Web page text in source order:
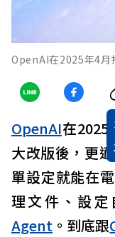
OpenAI在2025年4月
OpenAI在
大改版後，更
單設定就能在
理文件、設
Agent 。到底跟